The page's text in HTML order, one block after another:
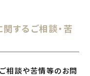
するご相談・苦
相談や苦情等のお問